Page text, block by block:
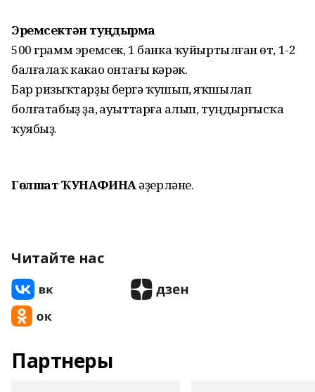
Эремсектән туңдырма
500 грамм эремсек, 1 банка ҡуйыртылған һөт, 1-2
балғалаҡ какао онтағы кәрәк.
Бар ризыҡтарҙы бергә ҡушып, яҡшылап
болғатабыҙ ҙа, һауыттарға һалып, туңдырғысҡа
ҡуябыҙ.
Гөлшат ҠУНАФИНАәҙерләне.
Читайте нас
Партнеры